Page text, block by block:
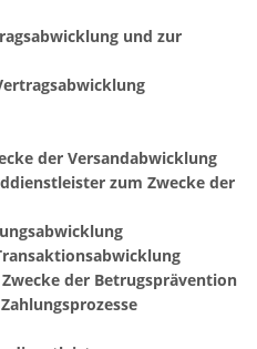
und zur
der Versandabwicklung
zum Zwecke der
der Betrugsprävention